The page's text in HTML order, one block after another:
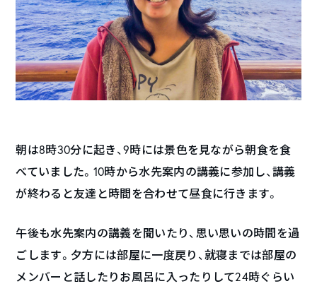
朝は8時30分に起き、9時には景色を見ながら朝食を食
べていました。10時から水先案内の講義に参加し、講義
が終わると友達と時間を合わせて昼食に行きます。
午後も水先案内の講義を聞いたり、思い思いの時間を過
ごします。夕方には部屋に一度戻り、就寝までは部屋の
メンバーと話したりお風呂に入ったりして24時ぐらい